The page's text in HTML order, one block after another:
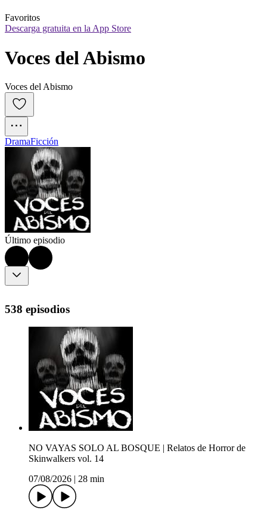
Favoritos
Descarga gratuita en la App Store
Voces del Abismo
Voces del Abismo
DramaFicción
Último episodio
538 episodios
NO VAYAS SOLO AL BOSQUE | Relatos de Horror de
Skinwalkers vol. 14
07/08/2026
28 min